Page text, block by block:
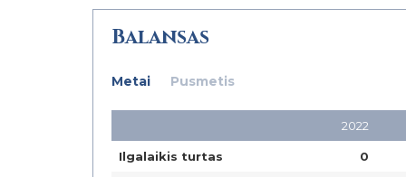
Balansas
Metai Pusmetis
2022
Ilgalaikis turtas 0